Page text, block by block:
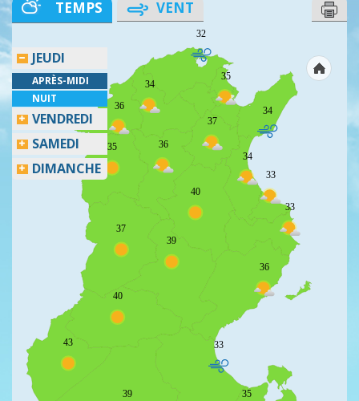
TEMPS VENT
35
32
34
37
34
36
36
35
40
34
33
33
37
39
36
33
40
43
39 35
JEUDI
APRÈS-MIDI
NUIT
VENDREDI
SAMEDI
DIMANCHE